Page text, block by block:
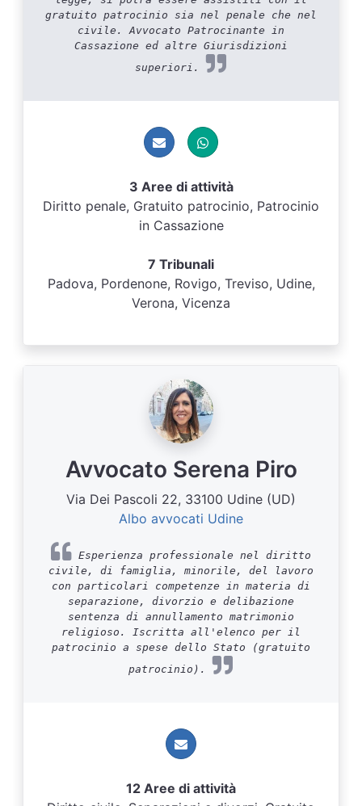
gratuito patrocinio sia nel penale che nel
civile. Avvocato Patrocinante in
Cassazione ed altre Giurisdizioni
superiori.
3 Aree di attività
Diritto penale, Gratuito patrocinio, Patrocinio
in Cassazione
7 Tribunali
Padova, Pordenone, Rovigo, Treviso, Udine,
Verona, Vicenza
Avvocato Serena Piro
Via Dei Pascoli 22, 33100 Udine (UD)
Albo avvocati Udine
Esperienza professionale nel diritto
civile, di famiglia, minorile, del lavoro
con particolari competenze in materia di
separazione, divorzio e delibazione
sentenza di annullamento matrimonio
religioso. Iscritta all'elenco per il
patrocinio a spese dello Stato (gratuito
patrocinio).
12 Aree di attività